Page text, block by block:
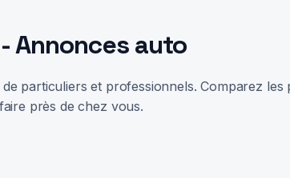
Annonces auto
particuliers et professionnels. Comparez
près de chez vous.